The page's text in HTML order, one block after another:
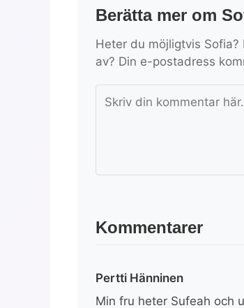
Berätta mer om
Heter du möjligtvis
av? Din e-postadress
Kommentarer
Pertti Hänninen
Min fru heter Sufeah och